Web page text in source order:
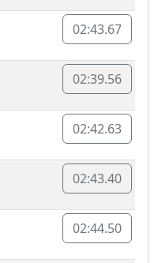
02:43.67
02:39.56
02:42.63
02:43.40
02:44.50